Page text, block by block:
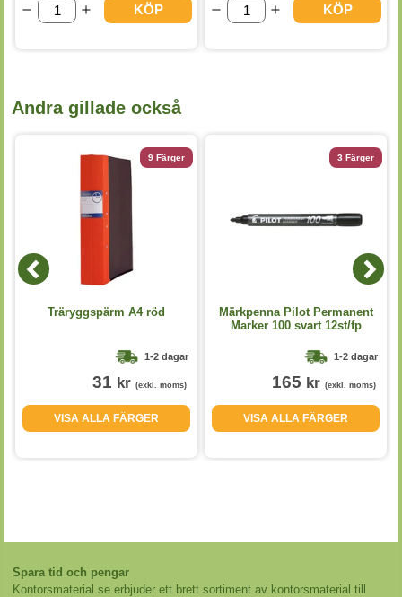
KÖP KÖP
Andra gillade också
9 Färger
Träryggspärm A4 röd
1-2 dagar
31 kr (exkl. moms)
VISA ALLA FÄRGER
3 Färger
Märkpenna Pilot Permanent
Marker 100 svart 12st/fp
1-2 dagar
165 kr (exkl. moms)
VISA ALLA FÄRGER
Spara tid och pengar
Kontorsmaterial.se erbjuder ett brett sortiment av kontorsmaterial till